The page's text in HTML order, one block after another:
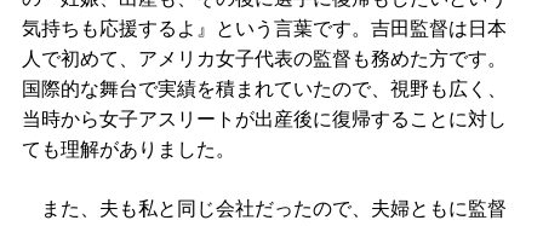
気持ちも応援するよ』という言葉です。吉田監督は日本
人で初めて、アメリカ女子代表の監督も務めた方です。
国際的な舞台で実績を積まれていたので、視野も広く、
当時から女子アスリートが出産後に復帰することに対し
ても理解がありました。
また、夫も私と同じ会社だったので、夫婦ともに監督